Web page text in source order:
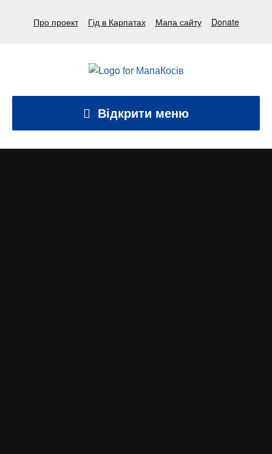
Про проект Гід в Карпатах Мапа сайту Donate
Відкрити меню